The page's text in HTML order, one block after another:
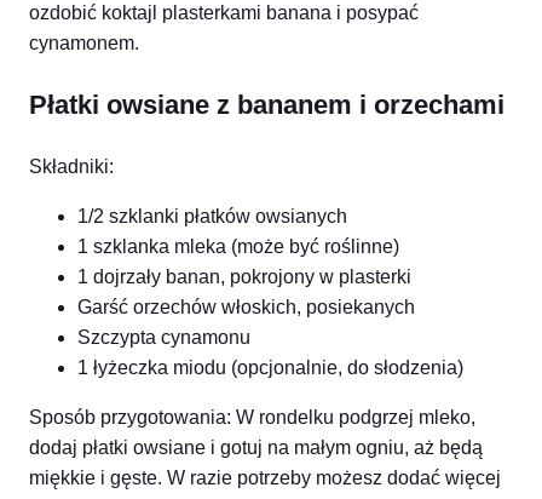
ozdobić koktajl plasterkami banana i posypać
cynamonem.
Płatki owsiane z bananem i orzechami
Składniki:
1/2 szklanki płatków owsianych
1 szklanka mleka (może być roślinne)
1 dojrzały banan, pokrojony w plasterki
Garść orzechów włoskich, posiekanych
Szczypta cynamonu
1 łyżeczka miodu (opcjonalnie, do słodzenia)
Sposób przygotowania: W rondelku podgrzej mleko,
dodaj płatki owsiane i gotuj na małym ogniu, aż będą
miękkie i gęste. W razie potrzeby możesz dodać więcej